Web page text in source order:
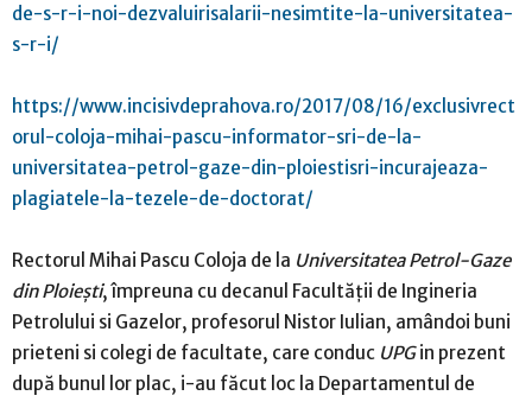
de-s-r-i-noi-dezvaluirisalarii-nesimtite-la-universitatea-
s-r-i/
https://www.incisivdeprahova.ro/2017/08/16/exclusivrect
orul-coloja-mihai-pascu-informator-sri-de-la-
universitatea-petrol-gaze-din-ploiestisri-incurajeaza-
plagiatele-la-tezele-de-doctorat/
Rectorul Mihai Pascu Coloja de la Universitatea Petrol-Gaze
din Ploieşti, împreuna cu decanul Facultăţii de Ingineria
Petrolului si Gazelor, profesorul Nistor Iulian, amândoi buni
prieteni si colegi de facultate, care conduc UPGin prezent
după bunul lor plac, i-au făcut loc la Departamentul de